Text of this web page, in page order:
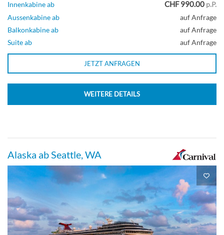
Innenkabine ab CHF 990.00 p.P.
Aussenkabine ab
auf Anfrage
Balkonkabine ab
auf Anfrage
Suite ab
auf Anfrage
JETZT ANFRAGEN
WEITERE DETAILS
Alaska ab Seattle, WA